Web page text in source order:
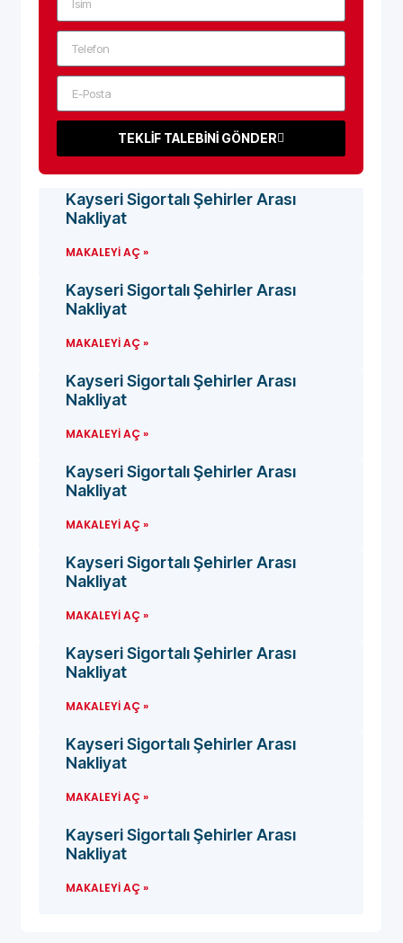
TEKLİF TALEBİNİ GÖNDER
Kayseri Sigortalı Şehirler Arası
Nakliyat
MAKALEYI AÇ »
Kayseri Sigortalı Şehirler Arası
Nakliyat
MAKALEYI AÇ »
Kayseri Sigortalı Şehirler Arası
Nakliyat
MAKALEYI AÇ »
Kayseri Sigortalı Şehirler Arası
Nakliyat
MAKALEYI AÇ »
Kayseri Sigortalı Şehirler Arası
Nakliyat
MAKALEYI AÇ »
Kayseri Sigortalı Şehirler Arası
Nakliyat
MAKALEYI AÇ »
Kayseri Sigortalı Şehirler Arası
Nakliyat
MAKALEYI AÇ »
Kayseri Sigortalı Şehirler Arası
Nakliyat
MAKALEYI AÇ »